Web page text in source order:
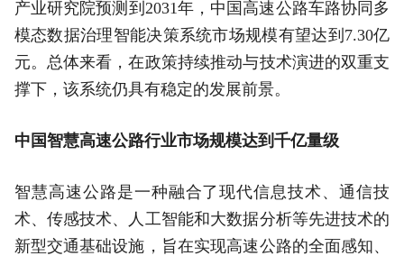
产业研究院预测到2031年，中国高速公路车路协同多
模态数据治理智能决策系统市场规模有望达到7.30亿
元。总体来看，在政策持续推动与技术演进的双重支
撑下，该系统仍具有稳定的发展前景。
中国智慧高速公路行业市场规模达到千亿量级
智慧高速公路是一种融合了现代信息技术、通信技
术、传感技术、人工智能和大数据分析等先进技术的
新型交通基础设施，旨在实现高速公路的全面感知、